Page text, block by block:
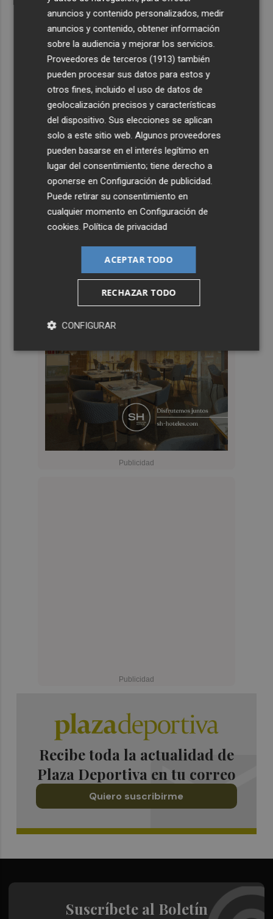
Recibe toda la actualidad de
Plaza Deportiva en tu correo
Quiero suscribirme
Suscríbete al Boletín
anuncios y contenido personalizados, medir
anuncios y contenido, obtener información
sobre la audiencia y mejorar los servicios.
Proveedores de terceros (1913) también
pueden procesar sus datos para estos y
otros fines, incluido el uso de datos de
geolocalización precisos y características
del dispositivo. Sus elecciones se aplican
solo a este sitio web. Algunos proveedores
pueden basarse en el interés legítimo en
lugar del consentimiento; tiene derecho a
oponerse enConfiguración de publicidad
Puede retirar su consentimiento en
cualquier momento enConfiguración de
cookies .Política de privacidad
ACEPTAR TODO
RECHAZAR TODO
CONFIGURAR